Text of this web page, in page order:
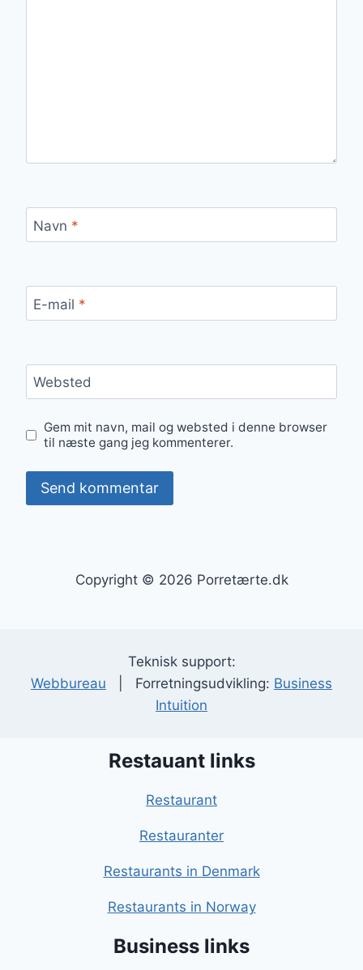
Navn *
E-mail *
Websted
Gem mit navn, mail og websted i denne browser
til næste gang jeg kommenterer.
Copyright © 2026 Porretærte.dk
Teknisk support:
Webbureau | Forretningsudvikling: Business
Intuition
Restauant links
Restaurant
Restauranter
Restaurants in Denmark
Restaurants in Norway
Business links